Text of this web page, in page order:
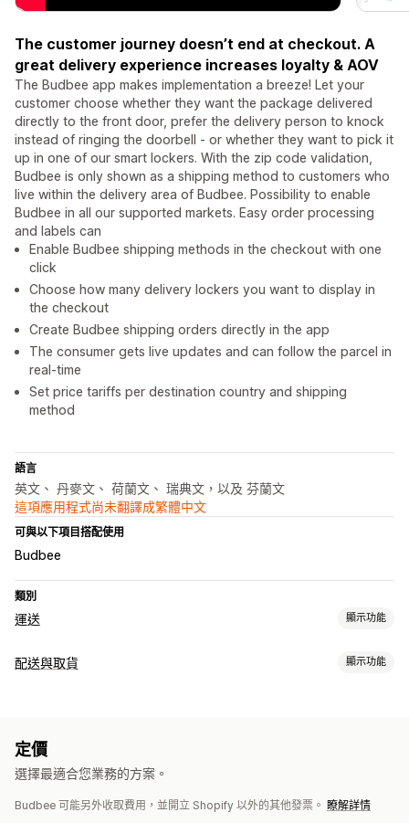
The customer journey doesn’t end at checkout. A
great delivery experience increases loyalty & AOV
The Budbee app makes implementation a breeze! Let your
customer choose whether they want the package delivered
directly to the front door, prefer the delivery person to knock
instead of ringing the doorbell - or whether they want to pick it
up in one of our smart lockers. With the zip code validation,
Budbee is only shown as a shipping method to customers who
live within the delivery area of Budbee. Possibility to enable
Budbee in all our supported markets. Easy order processing
and labels can
Enable Budbee shipping methods in the checkout with one
click
Choose how many delivery lockers you want to display in
the checkout
Create Budbee shipping orders directly in the app
The consumer gets live updates and can follow the parcel in
real-time
Set price tariffs per destination country and shipping
method
語言
英文、 丹麥文、 荷蘭文、 瑞典文，以及 芬蘭文
這項應用程式尚未翻譯成繁體中文
可與以下項目搭配使用
Budbee
類別
運送 顯示功能
標籤和包材
配送與取貨 顯示功能
即時追蹤
定價
選擇最適合您業務的方案。
Budbee 可能另外收取費用，並開立 Shopify 以外的其他發票。 瞭解詳情